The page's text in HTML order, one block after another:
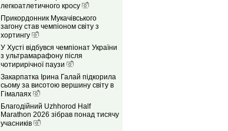
легкоатлетичного кросу
Прикордонник Мукачівського
загону став чемпіоном світу з
хортингу
У Хусті відбувся чемпіонат України
з ультрамарафону після
чотирирічної паузи
Закарпатка Ірина Галай підкорила
сьому за висотою вершину світу в
Гімалаях
Благодійний Uzhhorod Half
Marathon 2026 зібрав понад тисячу
учасників